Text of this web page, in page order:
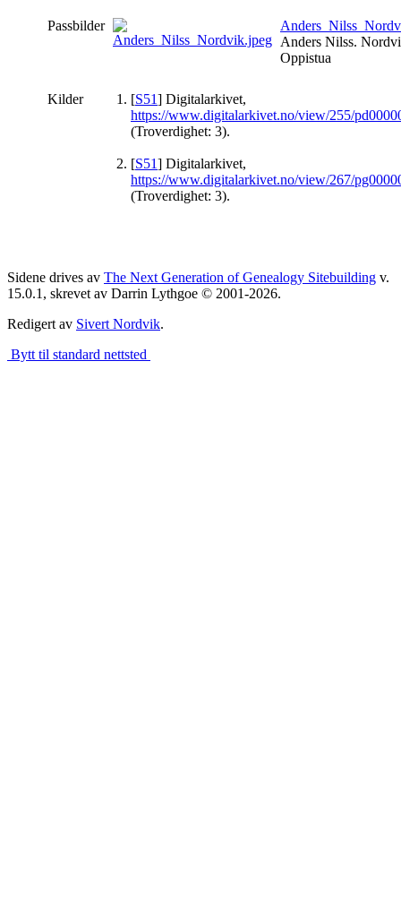
Passbilder
Anders Nilss.
Oppistua
Kilder [S51] Digitalarkivet,
https://www.digitalarkivet.no/view/255/
(Troverdighet: 3).
[S51] Digitalarkivet,
https://www.digitalarkivet.no/view/267/
(Troverdighet: 3).
Sidene drives av The Next Generation of Genealogy Sitebuilding v.
15.0.1, skrevet av Darrin Lythgoe © 2001-2026.
Redigert av Sivert Nordvik.
Bytt til standard nettsted